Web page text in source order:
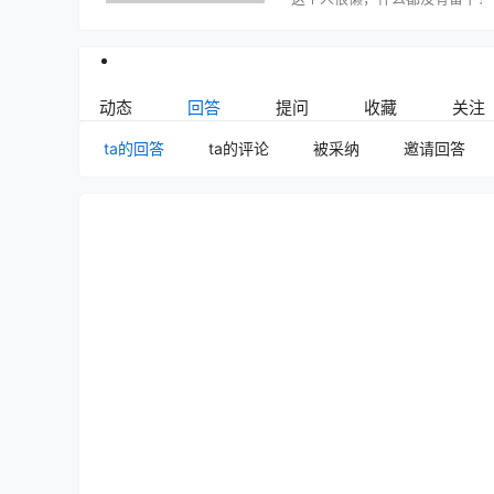
动态 回答 提问 收藏 关注
ta的回答 ta的评论 被采纳 邀请回答